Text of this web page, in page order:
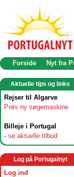
Forside Nyt fra
Aktuelle tips og links
Rejser til Algarve
Prøv ny søgemaskine
Billeje i Portugal
- se aktuelle tilbud
Log på Portugalnyt
Log ind